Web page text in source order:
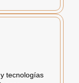
tecnologías